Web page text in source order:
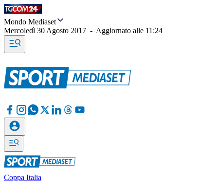
Mondo Mediaset
Mercoledì 30 Agosto 2017 - Aggiornato alle 11:24
Coppa Italia